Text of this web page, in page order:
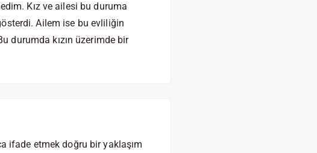
Kız ve ailesi bu duruma
Ailem ise bu evliliğin
durumda kızın üzerimde bir
ifade etmek doğru bir yaklaşım